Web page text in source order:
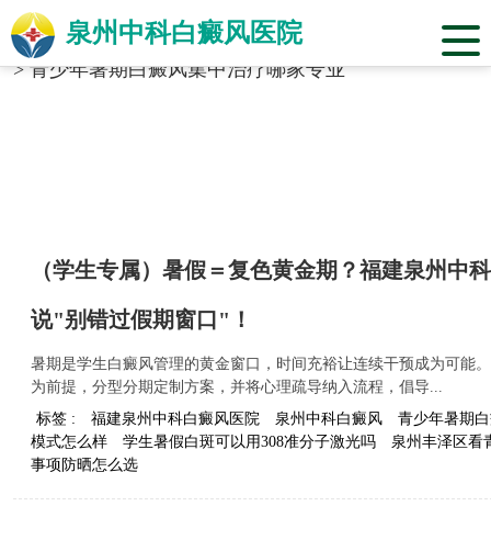
泉州中科白癜风医院
当前位置：福建省泉州市中科白癜风医院
标签合辑
>青少年暑期白癜风集中治疗哪家专业
（学生专属）暑假＝复色黄金期？福建泉州中
说"别错过假期窗口"！
暑期是学生白癜风管理的黄金窗口，时间充裕让连续干预成为可能
为前提，分型分期定制方案，并将心理疏导纳入流程，倡导...
标签 :
福建泉州中科白癜风医院 泉州中科白癜风
青少年暑期
模式怎么样
学生暑假白斑可以用308准分子激光吗
泉州丰泽区看
事项防晒怎么选